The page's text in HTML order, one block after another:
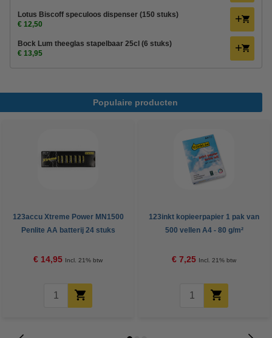
Lotus Biscoff speculoos dispenser (150 stuks)
€ 12,50
Bock Lum theeglas stapelbaar 25cl (6 stuks)
€ 13,95
Populaire producten
123accu Xtreme Power MN1500
Penlite AA batterij 24 stuks
€ 14,95 Incl. 21% btw
123inkt kopieerpapier 1 pak van
500 vellen A4 - 80 g/m²
€ 7,25 Incl. 21% btw